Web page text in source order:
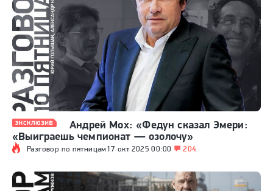
Разговор по пятницам17 окт 2025 00:00 204
Андрей Мох: «Федун сказал Эмери:
«Выиграешь чемпионат — озолочу»